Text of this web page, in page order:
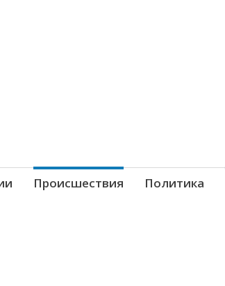
Происшествия Политика